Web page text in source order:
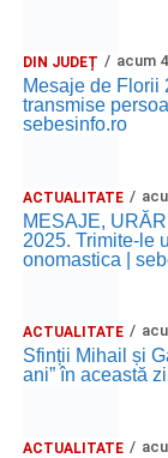
DIN JUDEȚ acum
Mesaje de Florii
transmise
sebesinfo.ro
ACTUALITATE
MESAJE,
2025. Trimite-le
onomastica |
ACTUALITATE
Sfinții Mihail și
ani” în această
ACTUALITATE